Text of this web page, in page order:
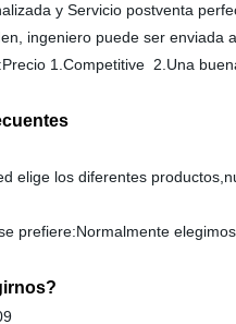
y Servicio postventa
ingeniero puede ser enviada
1.Competitive 2.Una
elige los diferentes
prefiere:Normalmente